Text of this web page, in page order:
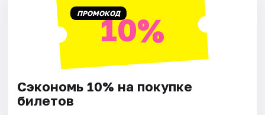
ПРОМОКОД10%
Сэкономь 10% на покупке
билетов